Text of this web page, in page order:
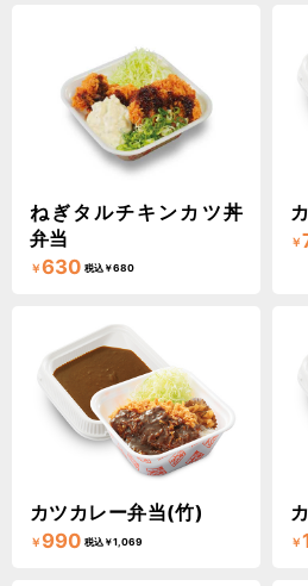
ねぎタルチキンカツ丼
弁当
￥630 税込￥680
￥
カツカレー弁当(竹)
￥ 990 税込￥1,069 ￥